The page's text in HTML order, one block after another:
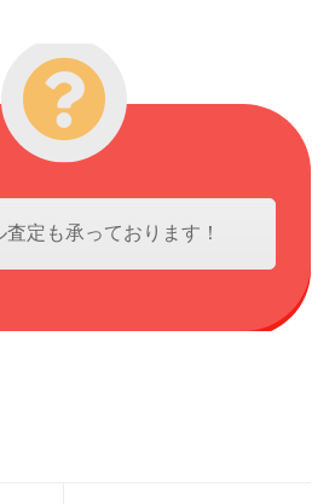
査定も承っております！